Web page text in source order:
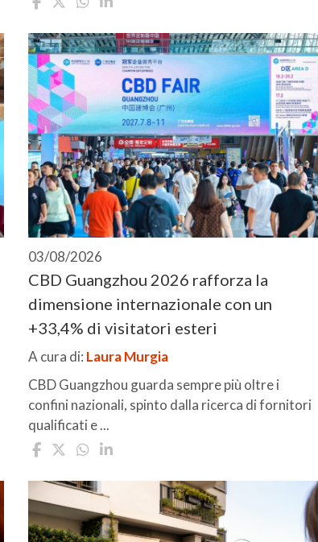
03/08/2026
CBD Guangzhou 2026 rafforza la
dimensione internazionale con un
+33,4% di visitatori esteri
A cura di: Laura Murgia
CBD Guangzhou guarda sempre più oltre i
confini nazionali, spinto dalla ricerca di fornitori
qualificati e ...